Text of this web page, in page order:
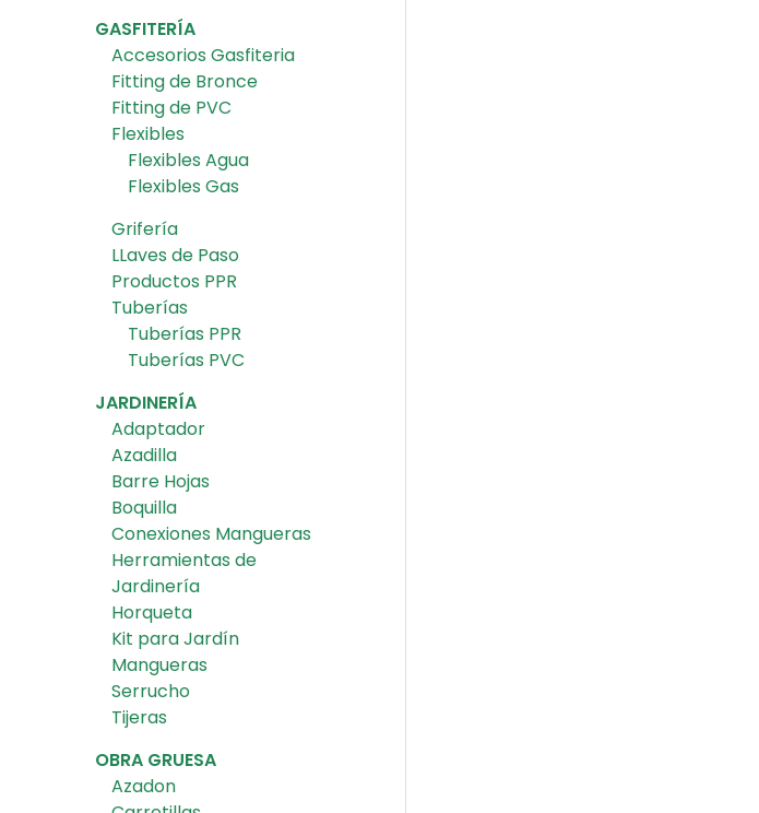
GASFITERÍA
Accesorios Gasfiteria
Fitting de Bronce
Fitting de PVC
Flexibles
Flexibles Agua
Flexibles Gas
Grifería
LLaves de Paso
Productos PPR
Tuberías
Tuberías PPR
Tuberías PVC
JARDINERÍA
Adaptador
Azadilla
Barre Hojas
Boquilla
Conexiones Mangueras
Herramientas de
Jardinería
Horqueta
Kit para Jardín
Mangueras
Serrucho
Tijeras
OBRA GRUESA
Azadon